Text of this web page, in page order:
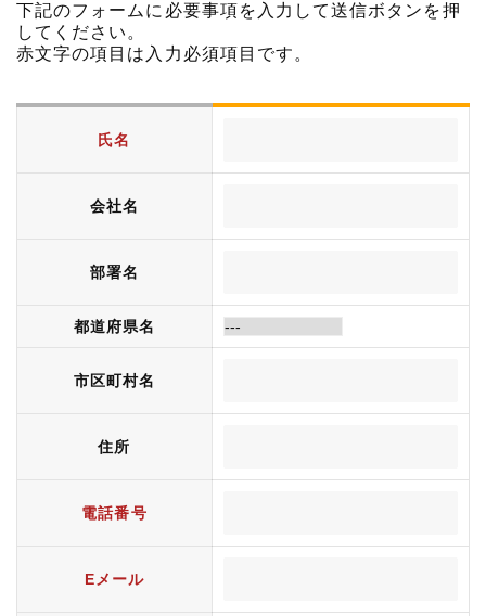
下記のフォームに必要事項を入力して送信ボタンを押
してください。
赤文字の項目は入力必須項目です。
氏名
会社名
部署名
都道府県名
市区町村名
住所
電話番号
Eメール